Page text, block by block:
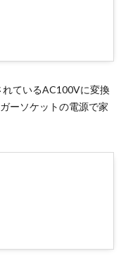
ているAC100Vに変換
ーソケットの電源で家